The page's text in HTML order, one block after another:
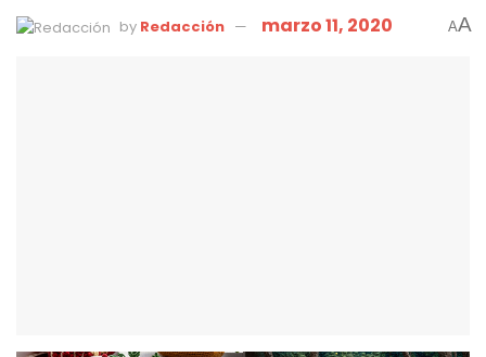
by Redacción marzo 11, 2020 AA